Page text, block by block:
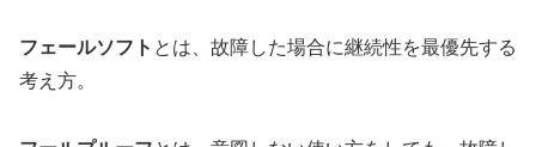
フェールソフト とは、故障した場合に継続性を最優先する
考え方。